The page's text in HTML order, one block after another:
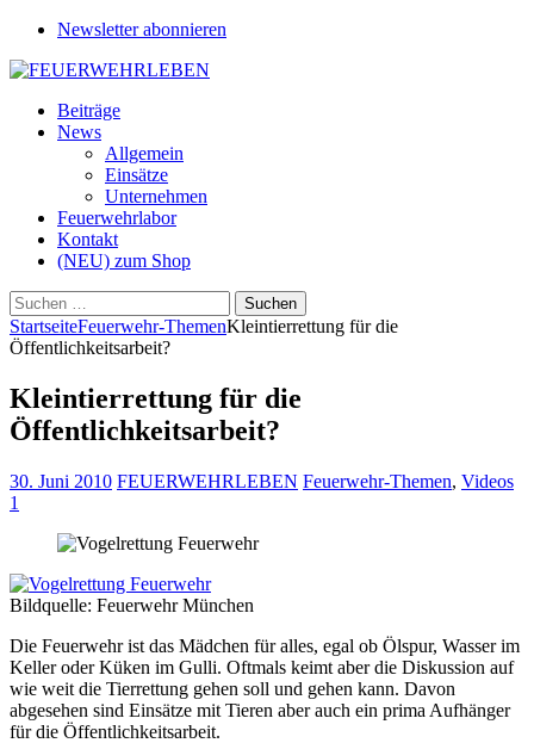
Newsletter abonnieren
Beiträge
News
Allgemein
Einsätze
Unternehmen
Feuerwehrlabor
Kontakt
(NEU) zum Shop
Suchen
nach:
StartseiteFeuerwehr-ThemenKleintierrettung für die
Öffentlichkeitsarbeit?
Kleintierrettung für die
Öffentlichkeitsarbeit?
30. Juni 2010 FEUERWEHRLEBEN Feuerwehr-Themen, Videos
1
Bildquelle: Feuerwehr München
Die Feuerwehr ist das Mädchen für alles, egal ob Ölspur, Wasser im
Keller oder Küken im Gulli. Oftmals keimt aber die Diskussion auf
wie weit die Tierrettung gehen soll und gehen kann. Davon
abgesehen sind Einsätze mit Tieren aber auch ein prima Aufhänger
für die Öffentlichkeitsarbeit.